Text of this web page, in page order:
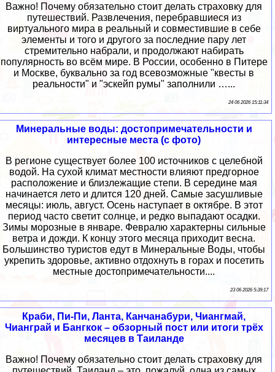
Важно! Почему обязательно стоит делать страховку для
путешествий. Развлечения, перебравшиеся из
виртуального мира в реальный и совместившие в себе
элементы и того и другого за последние пару лет
стремительно набрали, и продолжают набирать
популярность во всём мире. В России, особенно в Питере
и Москве, буквально за год всевозможные "квесты в
реальности" и "эскейп румы" заполнили …...
24 06 2026 15:11:34
Минеральные воды: достопримечательности и
интересные места (с фото)
В регионе существует более 100 источников с целебной
водой. На сухой климат местности влияют предгорное
расположение и близлежащие степи. В середине мая
начинается лето и длится 120 дней. Самые засушливые
месяцы: июль, август. Осень наступает в октябре. В этот
период часто светит солнце, и редко выпадают осадки.
Зимы морозные в январе. Февралю характерны сильные
ветра и дожди. К концу этого месяца приходит весна.
Большинство туристов едут в Минеральные Воды, чтобы
укрепить здоровье, активно отдохнуть в горах и посетить
местные достопримечательности....
23 06 2026 5:39:17
Краби, Пи-Пи, Ланта, Канчанабури, Чиангмай,
Чианграй и Бангкок – обзорный пост или итоги трёх
месяцев в Таиланде
Важно! Почему обязательно стоит делать страховку для